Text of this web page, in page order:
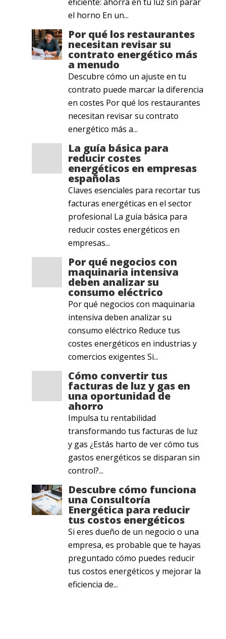
eficiente: ahorra en tu luz sin parar
el horno En un...
Por qué los restaurantes
necesitan revisar su
contrato energético más
a menudo
Descubre cómo un ajuste en tu
contrato puede marcar la diferencia
en costes Por qué los restaurantes
necesitan revisar su contrato
energético más a...
La guía básica para
reducir costes
energéticos en empresas
españolas
Claves esenciales para recortar tus
facturas energéticas en el sector
profesional La guía básica para
reducir costes energéticos en
empresas...
Por qué negocios con
maquinaria intensiva
deben analizar su
consumo eléctrico
Por qué negocios con maquinaria
intensiva deben analizar su
consumo eléctrico Reduce tus
costes energéticos en industrias y
comercios exigentes Si...
Cómo convertir tus
facturas de luz y gas en
una oportunidad de
ahorro
Impulsa tu rentabilidad
transformando tus facturas de luz
y gas ¿Estás harto de ver cómo tus
gastos energéticos se disparan sin
control?...
Descubre cómo funciona
una Consultoría
Energética para reducir
tus costos energéticos
Si eres dueño de un negocio o una
empresa, es probable que te hayas
preguntado cómo puedes reducir
tus costos energéticos y mejorar la
eficiencia de...